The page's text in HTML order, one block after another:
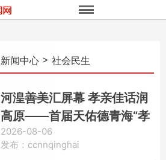
新闻中心 > 社会民生
河湟善美汇屏幕 孝亲佳话润
高原——首届天佑德青海“孝
亲故事”短视频网络分享计划
成果展示会圆满举行
2026-08-06
发布：ccnnqinghai